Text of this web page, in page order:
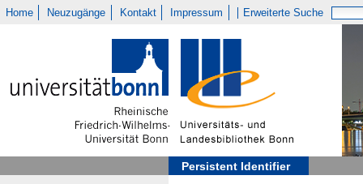
Home Neuzugänge Kontakt Impressum Erweiterte Suche
Persistent Identifier